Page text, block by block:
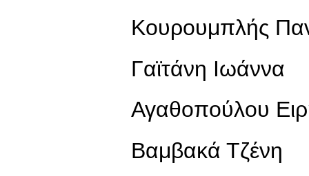
Κουρουμπλής
Γαϊτάνη Ιωάννα
Αγαθοπούλου
Βαμβακά Τζένη